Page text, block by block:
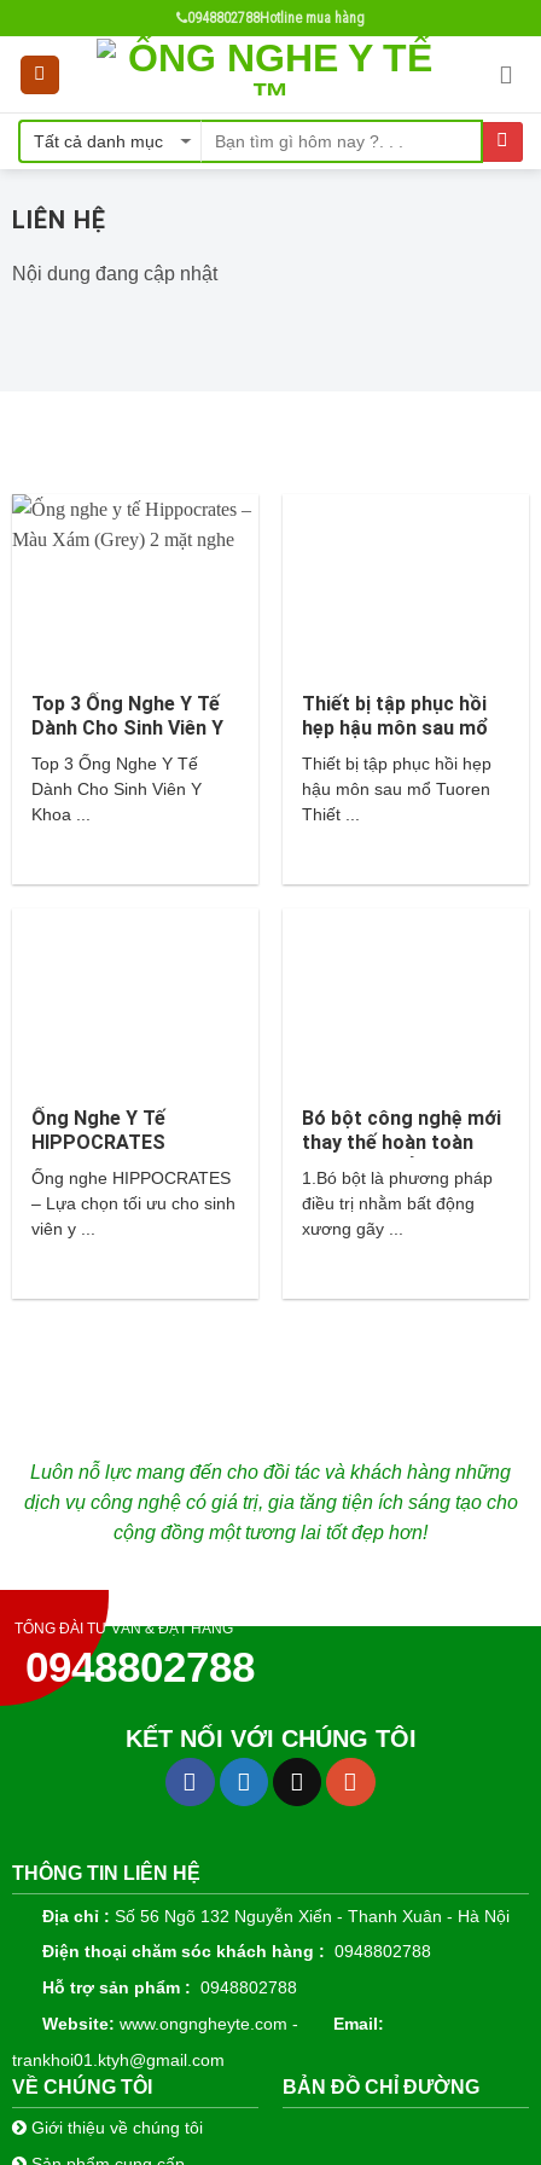
content
0948802788Hotline mua hàng
LIÊN HỆ
Nội dung đang cập nhật
Top 3 Ống Nghe Y Tế
Dành Cho Sinh Viên Y
Khoa – Littmann,
Hippocrates,…
Top 3 Ống Nghe Y Tế
Dành Cho Sinh Viên Y
Khoa ...
Thiết bị tập phục hồi
hẹp hậu môn sau mổ
Tuoren
Thiết bị tập phục hồi hẹp
hậu môn sau mổ Tuoren
Thiết ...
Ống Nghe Y Tế
HIPPOCRATES
Ống nghe HIPPOCRATES
– Lựa chọn tối ưu cho sinh
viên y ...
Bó bột công nghệ mới
thay thế hoàn toàn
cho bột thuỷ tinh và
thạch cao?
1.Bó bột là phương pháp
điều trị nhằm bất động
xương gãy ...
Luôn nỗ lực mang đến cho đồi tác và khách hàng những
dịch vụ công nghệ có giá trị, gia tăng tiện ích sáng tạo cho
cộng đồng một tương lai tốt đẹp hơn!
TỔNG ĐÀI TƯ VẤN & ĐẶT HÀNG
0948802788
KẾT NỐI VỚI CHÚNG TÔI
THÔNG TIN LIÊN HỆ
Địa chỉ : Số 56 Ngõ 132 Nguyễn Xiển - Thanh Xuân - Hà Nội
Điện thoại chăm sóc khách hàng : 0948802788
Hỗ trợ sản phẩm : 0948802788
Website: www.ongngheyte.com -
Email:
trankhoi01.ktyh@gmail.com
VỀ CHÚNG TÔI
Giới thiệu về chúng tôi
BẢN ĐỒ CHỈ ĐƯỜNG